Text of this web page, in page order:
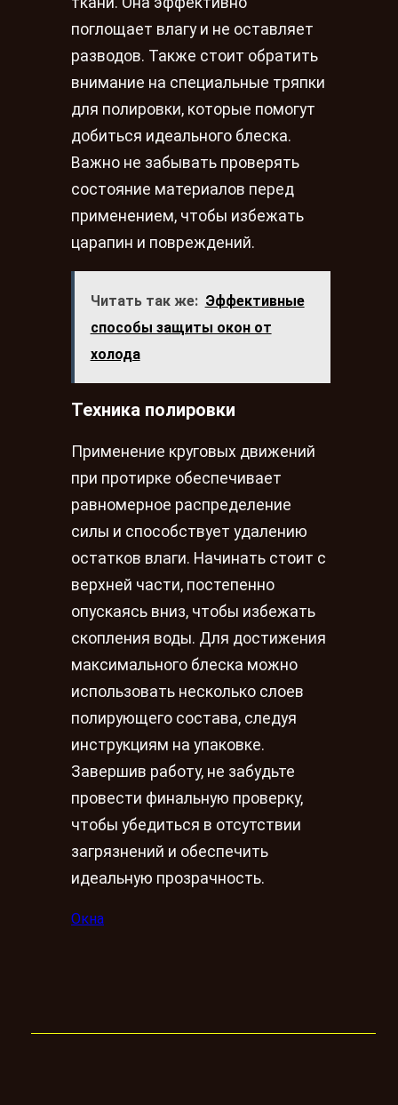
поглощает влагу и не оставляет
разводов. Также стоит обратить
внимание на специальные тряпки
для полировки, которые помогут
добиться идеального блеска.
Важно не забывать проверять
состояние материалов перед
применением, чтобы избежать
царапин и повреждений.
Читать так же: Эффективные
способы защиты окон от
холода
Техника полировки
Применение круговых движений
при протирке обеспечивает
равномерное распределение
силы и способствует удалению
остатков влаги. Начинать стоит с
верхней части, постепенно
опускаясь вниз, чтобы избежать
скопления воды. Для достижения
максимального блеска можно
использовать несколько слоев
полирующего состава, следуя
инструкциям на упаковке.
Завершив работу, не забудьте
провести финальную проверку,
чтобы убедиться в отсутствии
загрязнений и обеспечить
идеальную прозрачность.
Окна